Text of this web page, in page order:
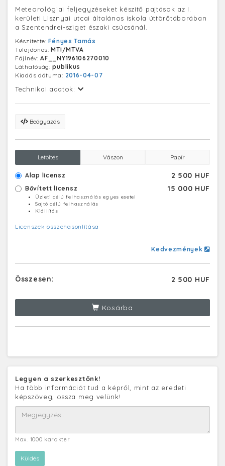
Meteorológiai feljegyzéseket készítő pajtások az I.
kerületi Lisznyai utcai általános iskola úttörőtáborában
a Szentendrei-sziget északi csúcsánál.
Készítette:Fényes Tamás
Tulajdonos:MTI/MTVA
Fájlnév:AF__NY196106270010
Láthatóság:publikus
Kiadás dátuma: 2016-04-07
Technikai adatok:
Beágyazás
Letöltés Vászon Papír
Alap licensz 2 500 HUF
Bővített licensz 15 000 HUF
Üzleti célú felhasználás egyes esetei
Sajtó célú felhasználás
Kiállítás
Licenszek összehasonlítása
Kedvezmények
Összesen: 2 500 HUF
Kosárba
Legyen a szerkesztőnk!
Ha több információt tud a képről, mint az eredeti
képszöveg, ossza meg velünk!
Max. 1000 karakter